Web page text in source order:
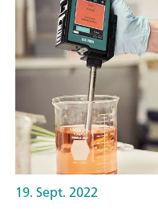
19. Sept. 2022